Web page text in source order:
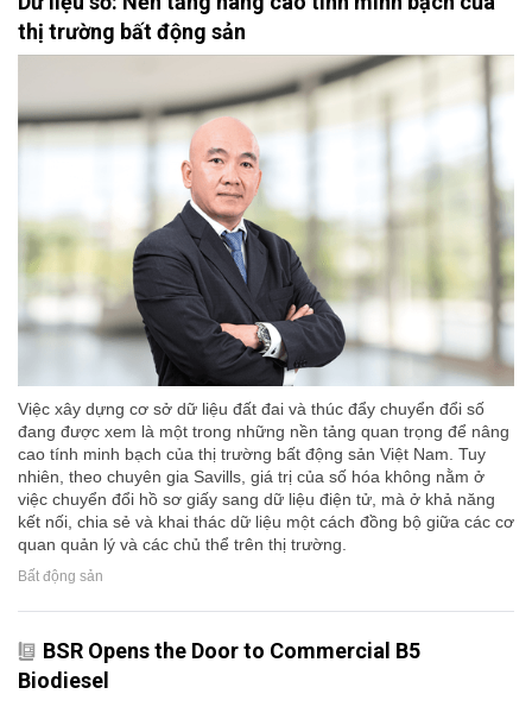
thị trường bất động sản
Việc xây dựng cơ sở dữ liệu đất đai và thúc đẩy chuyển đổi số
đang được xem là một trong những nền tảng quan trọng để nâng
cao tính minh bạch của thị trường bất động sản Việt Nam. Tuy
nhiên, theo chuyên gia Savills, giá trị của số hóa không nằm ở
việc chuyển đổi hồ sơ giấy sang dữ liệu điện tử, mà ở khả năng
kết nối, chia sẻ và khai thác dữ liệu một cách đồng bộ giữa các cơ
quan quản lý và các chủ thể trên thị trường.
Bất động sản
BSR Opens the Door to Commercial B5
Biodiesel